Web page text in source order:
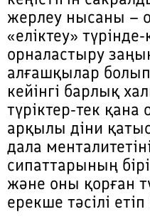
жерлеу нысаны –
«еліктеу»
орналастыру
алғашқылар
кейінгі барлық
түріктер-тек
арқылы діни
дала
сипаттарының
және оны қорған
ерекше тәсілі етіп